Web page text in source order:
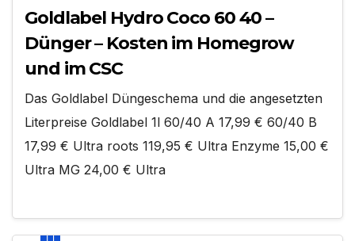
Goldlabel Hydro Coco 60 40 –
Dünger – Kosten im Homegrow
und im CSC
Das Goldlabel Düngeschema und die angesetzten
Literpreise Goldlabel 1l 60/40 A 17,99 € 60/40 B
17,99 € Ultra roots 119,95 € Ultra Enzyme 15,00 €
Ultra MG 24,00 € Ultra